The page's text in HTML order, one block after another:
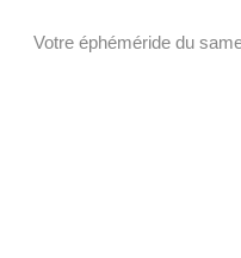
Votre éphéméride du